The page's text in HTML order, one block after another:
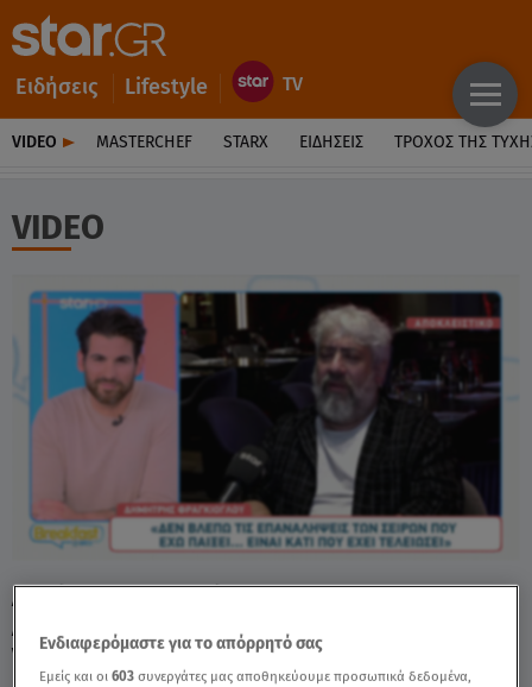
Ειδήσεις Lifestyle
VIDEO MASTERCHEF STARX ΕΙΔΉΣΕΙΣ ΤΡΟΧΌΣ ΤΗΣ
VIDEO
Δημήτρης Φραγκιόγλου: Η
Αναγνωρισιμότητα Και Ο «Χλαπάτσας» -
Video
Ενδιαφερόμαστε για το απόρρητό σας
Εμείς και οι603 συνεργάτες μας αποθηκεύουμε προσωπικά δεδομένα,